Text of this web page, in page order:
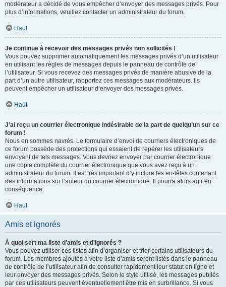
modérateur a décidé de vous empêcher d’envoyer des messages privés. Pour
plus d’informations, veuillez contacter un administrateur du forum.
Haut
Je continue à recevoir des messages privés non sollicités !
Vous pouvez supprimer automatiquement les messages privés d’un utilisateur
en utilisant les règles de messages depuis le panneau de contrôle de
l’utilisateur. Si vous recevez des messages privés de manière abusive de la
part d’un autre utilisateur, rapportez ces messages aux modérateurs. Ils
peuvent empêcher un utilisateur d’envoyer des messages privés.
Haut
J’ai reçu un courrier électronique indésirable de la part de quelqu’un sur ce
forum !
Nous en sommes navrés. Le formulaire d’envoi de courriers électroniques de
ce forum possède des protections qui essaient de repérer les utilisateurs
envoyant de tels messages. Vous devriez envoyer par courrier électronique
une copie complète du courrier électronique que vous avez reçu à un
administrateur du forum. Il est très important d’y inclure les en-têtes contenant
des informations sur l’auteur du courrier électronique. Il pourra alors agir en
conséquence.
Haut
Amis et ignorés
À quoi sert ma liste d’amis et d’ignorés ?
Vous pouvez utiliser ces listes afin d’organiser et trier certains utilisateurs du
forum. Les membres ajoutés à votre liste d’amis seront listés dans le panneau
de contrôle de l’utilisateur afin de consulter rapidement leur statut en ligne et
leur envoyer des messages privés. Selon le style utilisé, les messages publiés
par ces utilisateurs peuvent éventuellement être mis en surbrillance. Si vous